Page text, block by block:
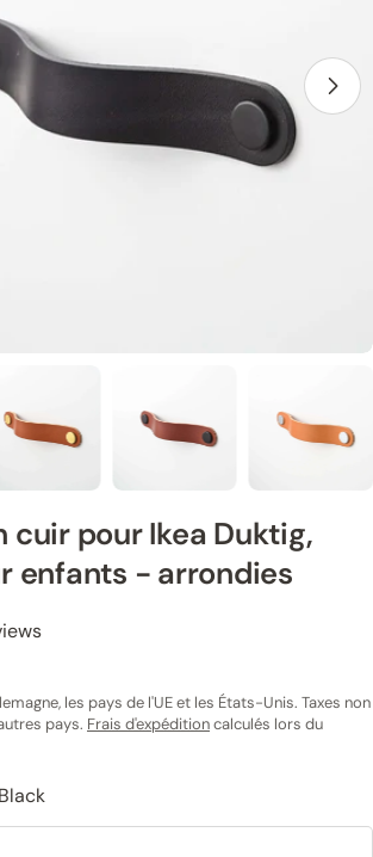
une fenêtre modale
cuir pour Ikea Duktig,
enfants - arrondies
les pays de l'UE et les États-Unis. Taxes non
pays. Frais d'expéditioncalculés lors du
Black